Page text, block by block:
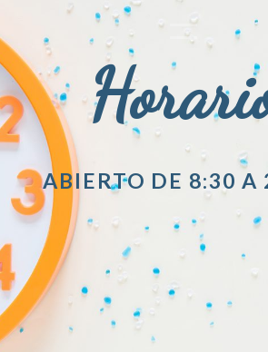
ABIERTO DE 8:30 A